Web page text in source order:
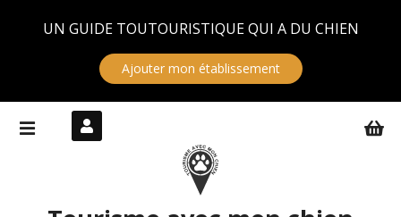
UN GUIDE TOUTOURISTIQUE QUI A DU CHIEN
Ajouter mon établissement